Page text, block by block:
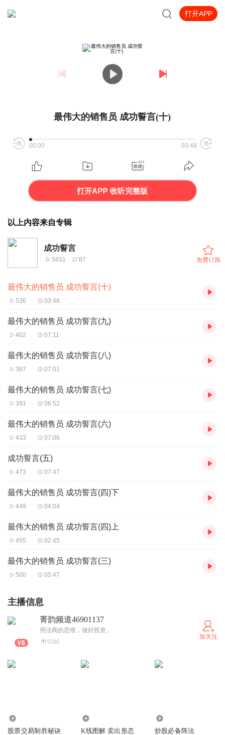
打开APP
最伟大的销售员 成功誓言(十)
00:00 03:48
打开APP 收听完整版
以上内容来自专辑
成功誓言
5831 87 免费订阅
最伟大的销售员 成功誓言(十)
536 03:48
最伟大的销售员 成功誓言(九)
402 07:11
最伟大的销售员 成功誓言(八)
387 07:01
最伟大的销售员 成功誓言(七)
391 06:52
最伟大的销售员 成功誓言(六)
433 07:06
成功誓言(五)
473 07:47
最伟大的销售员 成功誓言(四)下
449 04:04
最伟大的销售员 成功誓言(四)上
455 02:45
最伟大的销售员 成功誓言(三)
500 05:47
主播信息
菁韵频道46901137
用法商的思维，做好投资。
9286
加关注
股票交易制胜秘诀 K线图解 卖出形态 炒股必备阵法